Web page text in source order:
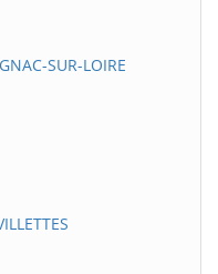
SUR-LOIRE